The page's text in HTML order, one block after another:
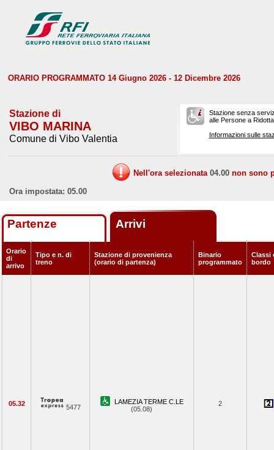
ORARIO PROGRAMMATO 14 Giugno 2026 - 12 Dicembre 2026
Stazione di
VIBO MARINA
Comune di Vibo Valentia
Stazione senza
alle Persone a
Informazioni sulle
Nell'ora selezionata 04.00 non sono
Ora impostata: 05.00
Partenze Arrivi
Orario
di
arrivo
Tipo e n. di
treno
Stazione di provenienza
(orario di partenza)
Binario
programmato
Classi
bordo
05.32 5477
LAMEZIA TERME C.LE
(05.08)
2